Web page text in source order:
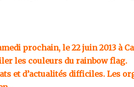
prochain, le 22 juin 2013 à
les couleurs du rainbow flag.
et d’actualités difficiles. Les